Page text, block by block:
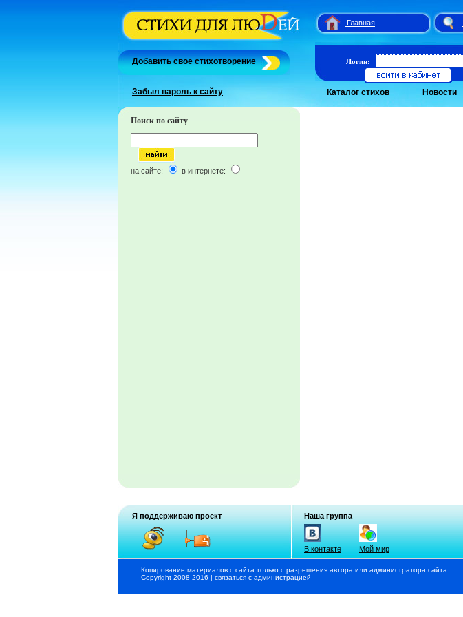
Главная
Добавить свое стихотворение
Забыл пароль к сайту
Логин:
Каталог стихов Новости
Поиск по сайту
на сайте: в интернете:
Я поддерживаю проект Наша группа
В контакте Мой мир
Копирование материалов с сайта только с разрешения автора или администратора сайта.
Copyright 2008-2016 | связаться с администрацией